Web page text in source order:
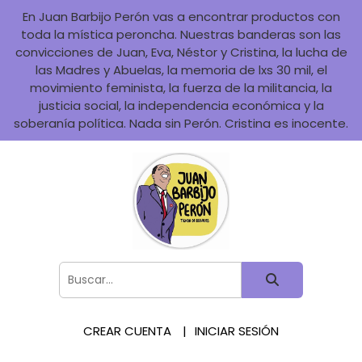
En Juan Barbijo Perón vas a encontrar productos con
toda la mística peroncha. Nuestras banderas son las
convicciones de Juan, Eva, Néstor y Cristina, la lucha de
las Madres y Abuelas, la memoria de lxs 30 mil, el
movimiento feminista, la fuerza de la militancia, la
justicia social, la independencia económica y la
soberanía política. Nada sin Perón. Cristina es inocente.
CREAR CUENTA INICIAR SESIÓN